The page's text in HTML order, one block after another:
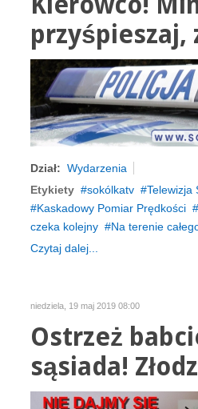
przyśpieszaj,
Dział: Wydarzenia
Etykiety
sokólkatv Telewizja
Kaskadowy Pomiar Prędkości
czeka kolejny
Na terenie
Czytaj dalej...
niedziela, 19 maj 2019 08:00
Ostrzeż
sąsiada!